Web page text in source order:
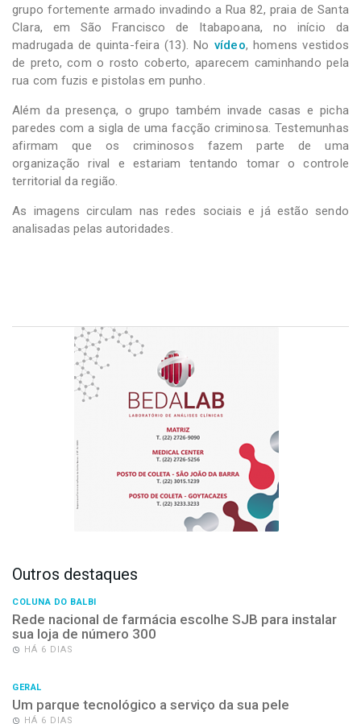
grupo fortemente armado invadindo a Rua 82, praia de Santa
Clara, em São Francisco de Itabapoana, no início da
madrugada de quinta-feira (13). No vídeo, homens vestidos
de preto, com o rosto coberto, aparecem caminhando pela
rua com fuzis e pistolas em punho.
Além da presença, o grupo também invade casas e picha
paredes com a sigla de uma facção criminosa. Testemunhas
afirmam que os criminosos fazem parte de uma
organização rival e estariam tentando tomar o controle
territorial da região.
As imagens circulam nas redes sociais e já estão sendo
analisadas pelas autoridades.
Outros destaques
COLUNA DO BALBI
Rede nacional de farmácia escolhe SJB para instalar
sua loja de número 300
HÁ 6 DIAS
GERAL
Um parque tecnológico a serviço da sua pele
HÁ 6 DIAS